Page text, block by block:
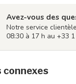
Avez-vous des
Notre service
08:30 à 17 h au +33